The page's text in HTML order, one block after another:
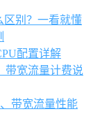
区别？一看就懂
配置详解
带宽流量计费说
带宽流量性能